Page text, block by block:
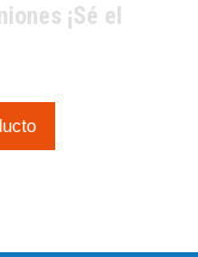
¡Sé el